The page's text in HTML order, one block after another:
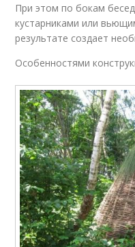
При этом по бокам
кустарниками или
результате создает
Особенностями